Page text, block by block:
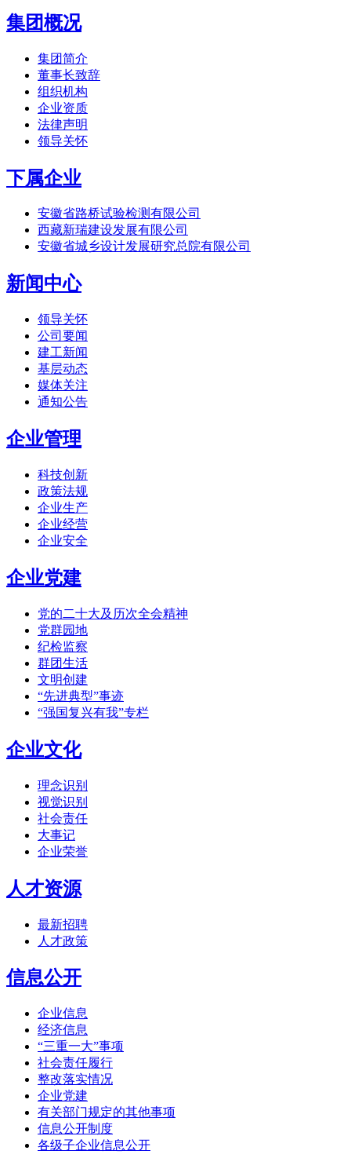
集团概况
集团简介
董事长致辞
组织机构
企业资质
法律声明
领导关怀
下属企业
安徽省路桥试验检测有限公司
西藏新瑞建设发展有限公司
安徽省城乡设计发展研究总院有限公司
新闻中心
领导关怀
公司要闻
建工新闻
基层动态
媒体关注
通知公告
企业管理
科技创新
政策法规
企业生产
企业经营
企业安全
企业党建
党的二十大及历次全会精神
党群园地
纪检监察
群团生活
文明创建
“先进典型”事迹
“强国复兴有我”专栏
企业文化
理念识别
视觉识别
社会责任
大事记
企业荣誉
人才资源
最新招聘
人才政策
信息公开
企业信息
经济信息
“三重一大”事项
社会责任履行
整改落实情况
企业党建
有关部门规定的其他事项
信息公开制度
各级子企业信息公开